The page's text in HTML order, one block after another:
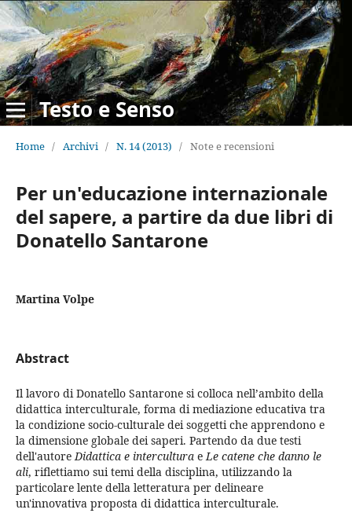
Testo e Senso
Home / Archivi / N. 14 (2013) / Note e recensioni
Per un'educazione internazionale
del sapere, a partire da due libri di
Donatello Santarone
Martina Volpe
Abstract
Il lavoro di Donatello Santarone si colloca nell’ambito della
didattica interculturale, forma di mediazione educativa tra
la condizione socio-culturale dei soggetti che apprendono e
la dimensione globale dei saperi. Partendo da due testi
dell'autoreDidattica e interculturaeLe catene che danno le
ali, riflettiamo sui temi della disciplina, utilizzando la
particolare lente della letteratura per delineare
un'innovativa proposta di didattica interculturale.